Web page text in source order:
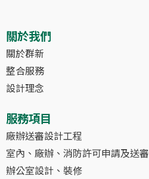
關於我們
關於群新
整合服務
設計理念
服務項目
廠辦送審設計工程
室內、廠辦、消防許可申請及送審
辦公室設計、裝修